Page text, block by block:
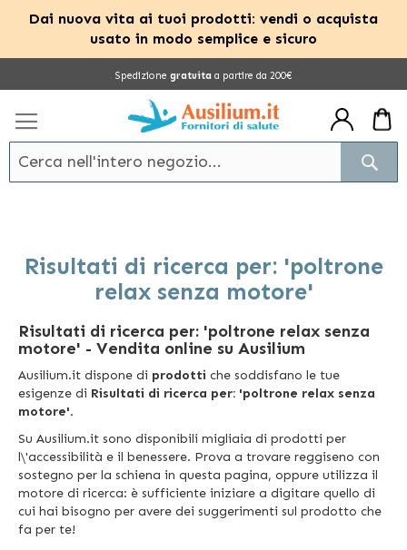
Dai nuova vita ai tuoi prodotti: vendi o acquista
usato in modo semplice e sicuro
Spedizione gratuita a partire da 200€
Risultati di ricerca per: 'poltrone
relax senza motore'
Risultati di ricerca per: 'poltrone relax senza
motore' - Vendita online su Ausilium
Ausilium.it dispone di prodotti che soddisfano le tue
esigenze di Risultati di ricerca per: 'poltrone relax senza
motore'.
Su Ausilium.it sono disponibili migliaia di prodotti per
l\'accessibilità e il benessere. Prova a trovare reggiseno con
sostegno per la schiena in questa pagina, oppure utilizza il
motore di ricerca: è sufficiente iniziare a digitare quello di
cui hai bisogno per avere dei suggerimenti sul prodotto che
fa per te!